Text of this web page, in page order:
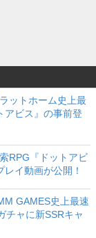
ットホーム史上最
アビス』の事前登
RPG『ドットアビ
イ動画が公開！
GAMES史上最速
チャに新SSRキャ